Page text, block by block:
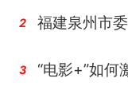
2 福建泉州市
3